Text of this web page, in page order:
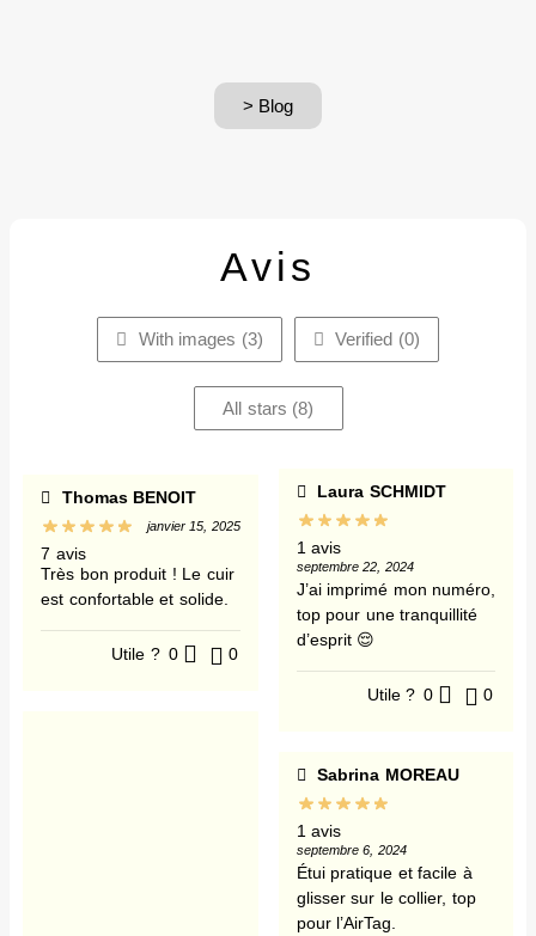
> Blog
Avis
With images (3) Verified (0)
All stars (8)
Thomas BENOIT
7 avis
janvier 15, 2025
Très bon produit ! Le cuir
est confortable et solide.
Utile ? 0 0
Laura SCHMIDT
1 avis
septembre 22, 2024
J’ai imprimé mon numéro,
top pour une tranquillité
d’esprit 😌
Utile ? 0 0
Sabrina MOREAU
1 avis
septembre 6, 2024
Étui pratique et facile à
glisser sur le collier, top
pour l’AirTag.